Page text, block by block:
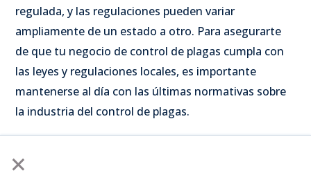
×
regulada, y las regulaciones pueden variar
ampliamente de un estado a otro. Para asegurarte
de que tu negocio de control de plagas cumpla con
las leyes y regulaciones locales, es importante
mantenerse al día con las últimas normativas sobre
la industria del control de plagas.
de licencias estatales para negocios de control de